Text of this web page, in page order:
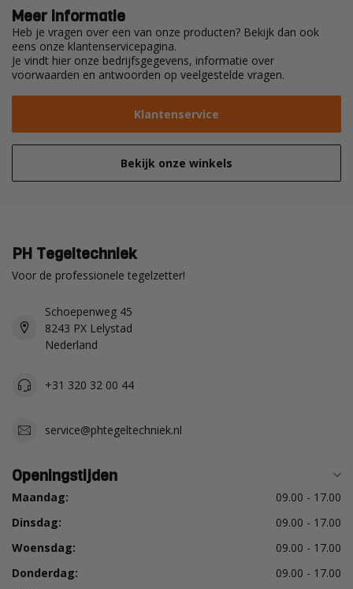
Meer informatie
Heb je vragen over een van onze producten? Bekijk dan ook
eens onze klantenservicepagina.
Je vindt hier onze bedrijfsgegevens, informatie over
voorwaarden en antwoorden op veelgestelde vragen.
Klantenservice
Bekijk onze winkels
PH Tegeltechniek
Voor de professionele tegelzetter!
Schoepenweg 45
8243 PX Lelystad
Nederland
+31 320 32 00 44
service@phtegeltechniek.nl
Openingstijden
Maandag:
09.00 - 17.00
Dinsdag:
09.00 - 17.00
Woensdag:
09.00 - 17.00
Donderdag:
09.00 - 17.00